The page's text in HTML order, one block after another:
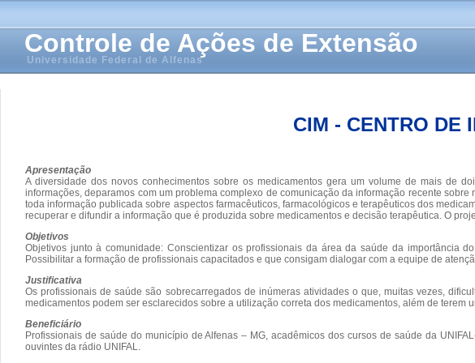
Controle de Ações de Extensão
Universidade Federal de Alfenas
CIM - CENTRO DE
Apresentação
A diversidade dos novos conhecimentos sobre os medicamentos gera um volume de mais de
informações, deparamos com um problema complexo de comunicação da informação recente
toda informação publicada sobre aspectos farmacêuticos, farmacológicos e terapêuticos dos
recuperar e difundir a informação que é produzida sobre medicamentos e decisão terapêutica. O
Objetivos
Objetivos junto à comunidade: Conscientizar os profissionais da área da saúde da importância
Possibilitar a formação de profissionais capacitados e que consigam dialogar com a equipe de
Justificativa
Os profissionais de saúde são sobrecarregados de inúmeras atividades o que, muitas vezes,
medicamentos podem ser esclarecidos sobre a utilização correta dos medicamentos, além de
Beneficiário
Profissionais de saúde do município de Alfenas – MG, acadêmicos dos cursos de saúde da
ouvintes da rádio UNIFAL.